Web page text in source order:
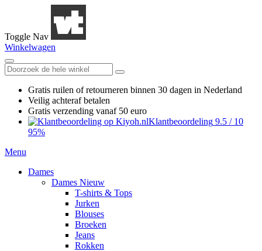
Toggle Nav
Winkelwagen
Gratis ruilen of retourneren binnen 30 dagen in Nederland
Veilig achteraf betalen
Gratis verzending vanaf 50 euro
Klantbeoordeling 9.5 / 10
95%
Menu
Dames
Dames Nieuw
T-shirts & Tops
Jurken
Blouses
Broeken
Jeans
Rokken